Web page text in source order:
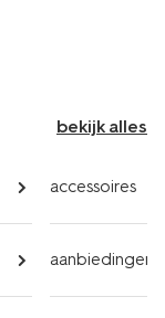
bekijk alles
accessoires
aanbiedingen